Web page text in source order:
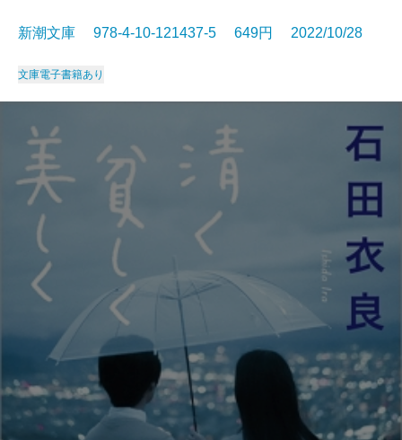
新潮文庫 978-4-10-121437-5 649円 2022/10/28
文庫電子書籍あり